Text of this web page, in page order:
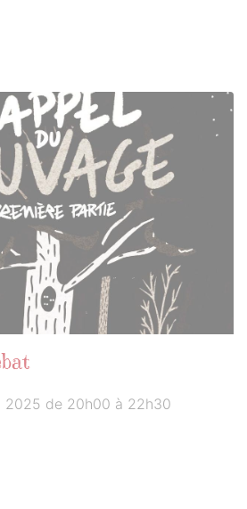
2025 de 20h00 à 22h30